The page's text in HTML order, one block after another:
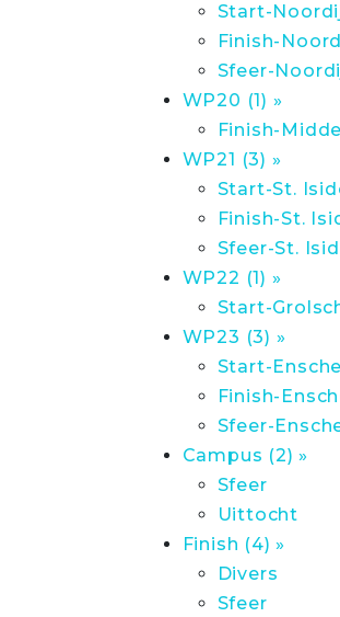
Start-
Finish-
Sfeer-
WP20 (1) »
Finish-
WP21 (3) »
Start-St.
Finish-St.
Sfeer-St.
WP22 (1) »
Start-
WP23 (3) »
Start-
Finish-
Sfeer-
Campus (2) »
Sfeer
Uittocht
Finish (4) »
Divers
Sfeer